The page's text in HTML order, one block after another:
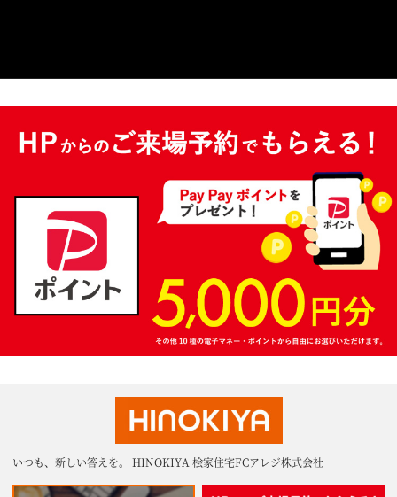
いつも、新しい答えを。 HINOKIYA 桧家住宅FCアレジ株式会社